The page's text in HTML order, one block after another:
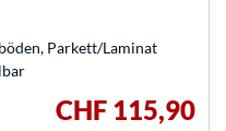
Parkett/Laminat
CHF 115,90